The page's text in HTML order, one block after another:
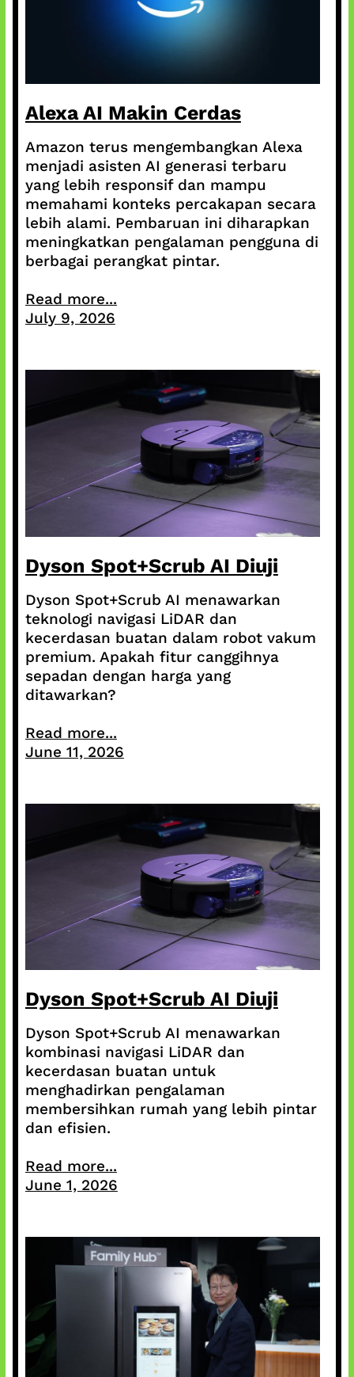
Alexa AI Makin Cerdas
Amazon terus mengembangkan Alexa
menjadi asisten AI generasi terbaru
yang lebih responsif dan mampu
memahami konteks percakapan secara
lebih alami. Pembaruan ini diharapkan
meningkatkan pengalaman pengguna di
berbagai perangkat pintar.
Read more...
July 9, 2026
Dyson Spot+Scrub AI Diuji
Dyson Spot+Scrub AI menawarkan
teknologi navigasi LiDAR dan
kecerdasan buatan dalam robot vakum
premium. Apakah fitur canggihnya
sepadan dengan harga yang
ditawarkan?
Read more...
June 11, 2026
Dyson Spot+Scrub AI Diuji
Dyson Spot+Scrub AI menawarkan
kombinasi navigasi LiDAR dan
kecerdasan buatan untuk
menghadirkan pengalaman
membersihkan rumah yang lebih pintar
dan efisien.
Read more...
June 1, 2026